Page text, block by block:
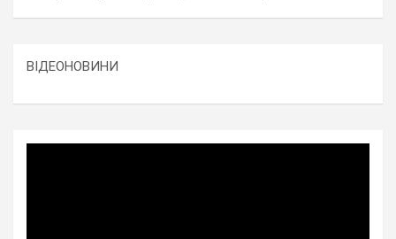
ВІДЕОНОВИНИ